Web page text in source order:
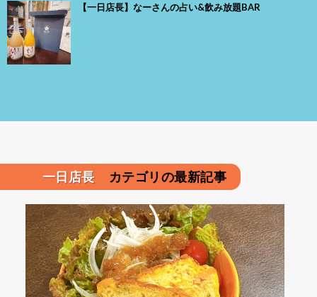
【一日店長】なーさんの占い&飲み放題BAR
一日店長 カテゴリの最新記事